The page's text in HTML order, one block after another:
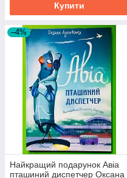
Купити
–4%
Найкращий подарунок Авіа
пташиний диспетчер Оксана